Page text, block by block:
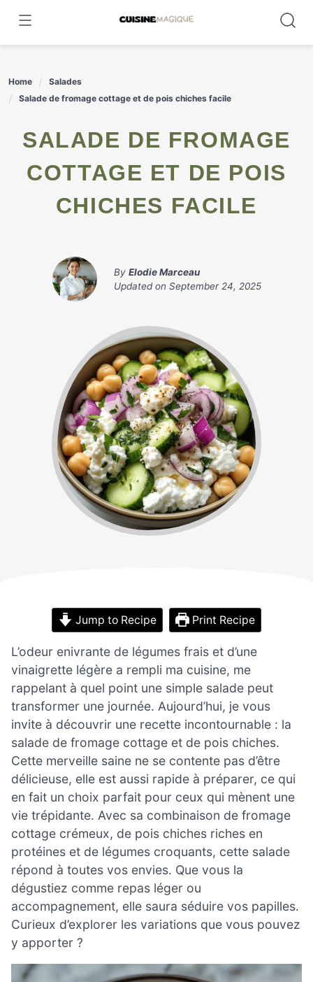
content
Home
Salades
Salade de fromage cottage et de pois chiches facile
SALADE DE FROMAGE
COTTAGE ET DE POIS
CHICHES FACILE
By Elodie Marceau
Updated on September 24, 2025
Jump to Recipe Print Recipe
L’odeur enivrante de légumes frais et d’une
vinaigrette légère a rempli ma cuisine, me
rappelant à quel point une simple salade peut
transformer une journée. Aujourd’hui, je vous
invite à découvrir une recette incontournable : la
salade de fromage cottage et de pois chiches.
Cette merveille saine ne se contente pas d’être
délicieuse, elle est aussi rapide à préparer, ce qui
en fait un choix parfait pour ceux qui mènent une
vie trépidante. Avec sa combinaison de fromage
cottage crémeux, de pois chiches riches en
protéines et de légumes croquants, cette salade
répond à toutes vos envies. Que vous la
dégustiez comme repas léger ou
accompagnement, elle saura séduire vos papilles.
Curieux d’explorer les variations que vous pouvez
y apporter ?